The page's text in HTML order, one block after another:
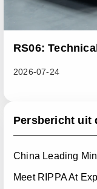
RS06:
2026-07-24
Persbericht uit